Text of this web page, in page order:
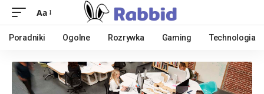
Aa
Poradniki Ogolne Rozrywka Gaming Technologia